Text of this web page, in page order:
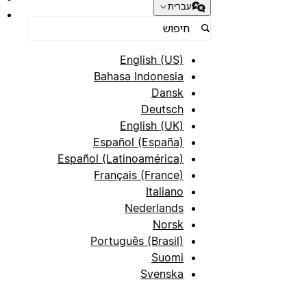
עברית
English (US)
Bahasa Indonesia
Dansk
Deutsch
English (UK)
Español (España)
Español (Latinoamérica)
Français (France)
Italiano
Nederlands
Norsk
Português (Brasil)
Suomi
Svenska